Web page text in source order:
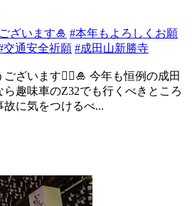
ざいます🎍 #本年もよろしくお願
交通安全祈願 #成田山新勝寺
ざいます🙇‍♂️🎍 今年も恒例の成田
趣味車のZ32でも行くべきところ
に気をつけるべ...